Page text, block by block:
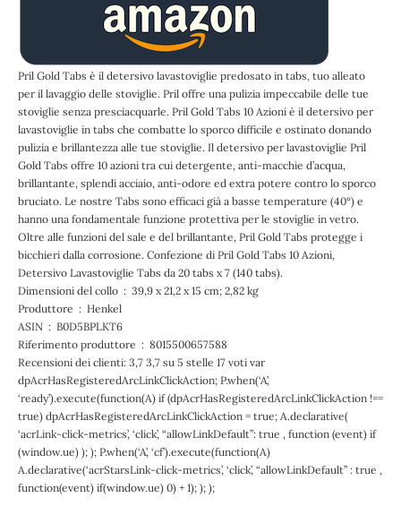
Pril Gold Tabs è il detersivo lavastoviglie predosato in tabs, tuo alleato
per il lavaggio delle stoviglie. Pril offre una pulizia impeccabile delle tue
stoviglie senza presciacquarle. Pril Gold Tabs 10 Azioni è il detersivo per
lavastoviglie in tabs che combatte lo sporco difficile e ostinato donando
pulizia e brillantezza alle tue stoviglie. Il detersivo per lavastoviglie Pril
Gold Tabs offre 10 azioni tra cui detergente, anti-macchie d’acqua,
brillantante, splendi acciaio, anti-odore ed extra potere contro lo sporco
bruciato. Le nostre Tabs sono efficaci già a basse temperature (40°) e
hanno una fondamentale funzione protettiva per le stoviglie in vetro.
Oltre alle funzioni del sale e del brillantante, Pril Gold Tabs protegge i
bicchieri dalla corrosione. Confezione di Pril Gold Tabs 10 Azioni,
Detersivo Lavastoviglie Tabs da 20 tabs x 7 (140 tabs).
Dimensioni del collo ‏ : ‎ 39,9 x 21,2 x 15 cm; 2,82 kg
Produttore ‏ : ‎ Henkel
ASIN ‏ : ‎ B0D5BPLKT6
Riferimento produttore ‏ : ‎ 8015500657588
Recensioni dei clienti: 3,7 3,7 su 5 stelle 17 voti var
dpAcrHasRegisteredArcLinkClickAction; P.when(‘A’,
‘ready’).execute(function(A) if (dpAcrHasRegisteredArcLinkClickAction !==
true) dpAcrHasRegisteredArcLinkClickAction = true; A.declarative(
‘acrLink-click-metrics’, ‘click’, “allowLinkDefault”: true , function (event) if
(window.ue) ); ); P.when(‘A’, ‘cf’).execute(function(A)
A.declarative(‘acrStarsLink-click-metrics’, ‘click’, “allowLinkDefault” : true ,
function(event) if(window.ue) 0) + 1); ); );